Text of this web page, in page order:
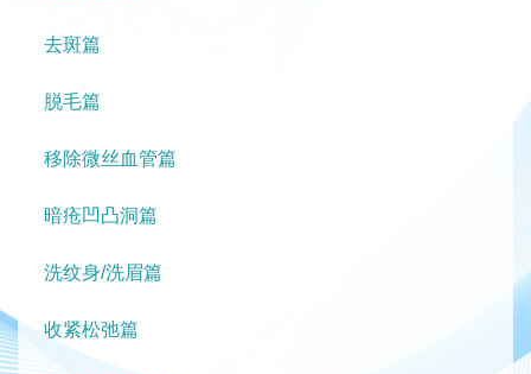
去斑篇
脱毛篇
移除微丝血管篇
暗疮凹凸洞篇
洗纹身/洗眉篇
收紧松弛篇